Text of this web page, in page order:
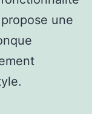
une